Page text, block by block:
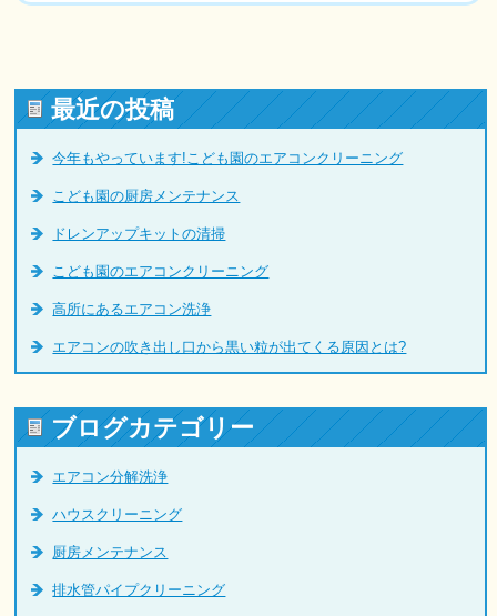
最近の投稿
今年もやっています!こども園のエアコンクリーニング
こども園の厨房メンテナンス
ドレンアップキットの清掃
こども園のエアコンクリーニング
高所にあるエアコン洗浄
エアコンの吹き出し口から黒い粒が出てくる原因とは?
ブログカテゴリー
エアコン分解洗浄
ハウスクリーニング
厨房メンテナンス
排水管パイプクリーニング